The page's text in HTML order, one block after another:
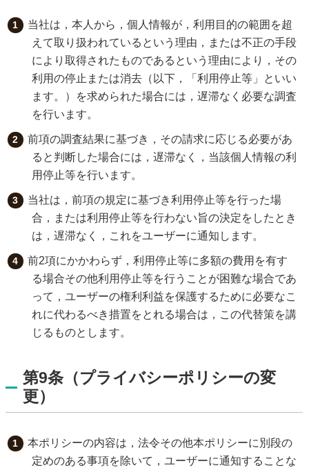
当社は，本人から，個人情報が，利用目的の範囲を超
えて取り扱われているという理由，または不正の手段
により取得されたものであるという理由により，その
利用の停止または消去（以下，「利用停止等」といい
ます。）を求められた場合には，遅滞なく必要な調査
を行います。
前項の調査結果に基づき，その請求に応じる必要があ
ると判断した場合には，遅滞なく，当該個人情報の利
用停止等を行います。
当社は，前項の規定に基づき利用停止等を行った場
合，または利用停止等を行わない旨の決定をしたとき
は，遅滞なく，これをユーザーに通知します。
前2項にかかわらず，利用停止等に多額の費用を有す
る場合その他利用停止等を行うことが困難な場合であ
って，ユーザーの権利利益を保護するために必要なこ
れに代わるべき措置をとれる場合は，この代替策を講
じるものとします。
第9条（プライバシーポリシーの変
更）
本ポリシーの内容は，法令その他本ポリシーに別段の
定めのある事項を除いて，ユーザーに通知することな